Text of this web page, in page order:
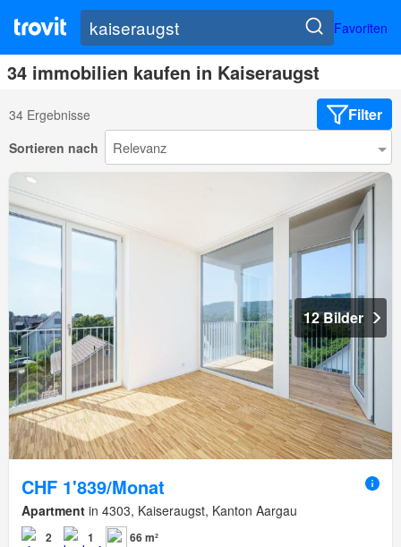
Favoriten
34 immobilien kaufen in Kaiseraugst
34 Ergebnisse Filter
Sortieren nach
12 Bilder
CHF 1'839/Monat
Apartment in 4303, Kaiseraugst, Kanton Aargau
2 1 66 m²